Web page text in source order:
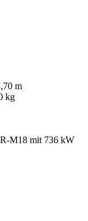
m
kg
M18 mit 736 kW